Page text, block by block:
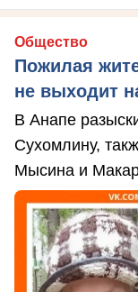
Общество
Пожилая
не выходит
В Анапе
Сухомлину,
Мысина и